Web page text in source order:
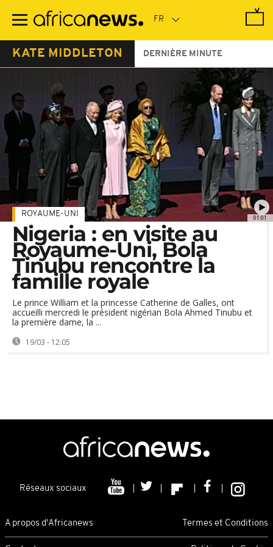
contenu
KATE MIDDLETON DERNIÈRE MINUTE
01:01
ROYAUME-UNI
Nigeria : en visite au
Royaume-Uni, Bola
Tinubu rencontre la
famille royale
Le prince William et la princesse Catherine de Galles, ont
accueilli mercredi le président nigérian Bola Ahmed Tinubu et
la première dame, la ...
19/03 - 12:05
Réseaux sociaux
A propos d'Africanews Termes et Conditions